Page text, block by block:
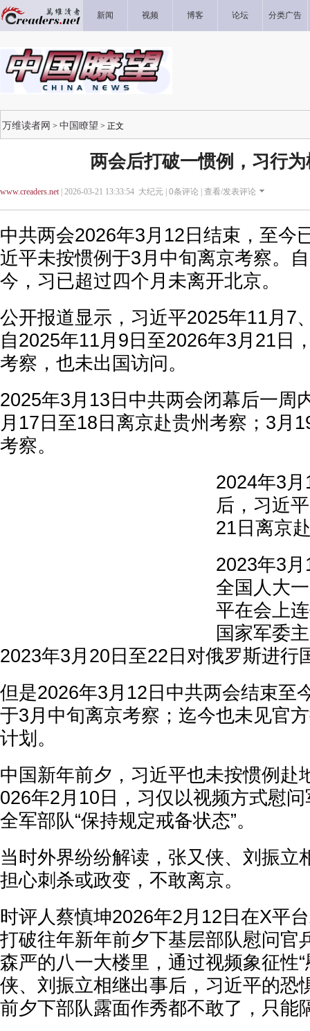
新闻 视频 博客 论坛 分类广告
万维读者网 > 中国瞭望 > 正文
两会后打破一惯例，习行
www.creaders.net| 2026-03-21 13:33:54 大纪元 | 0条评论 | 查看/发表评论
中共两会2026年3月12日结束，至今
近平未按惯例于3月中旬离京考察。
今，习已超过四个月未离开北京。
公开报道显示，习近平2025年11月7
自2025年11月9日至2026年3月21日
考察，也未出国访问。
2025年3月13日中共两会闭幕后一周
月17日至18日离京赴贵州考察；3月
考察。
2024年3
后，习近
21日离京
2023年3
全国人大
平在会上
国家军委
2023年3月20日至22日对俄罗斯进行
但是2026年3月12日中共两会结束至
于3月中旬离京考察；迄今也未见官
计划。
中国新年前夕，习近平也未按惯例赴
026年2月10日，习仅以视频方式慰
全军部队“保持规定戒备状态”。
当时外界纷纷解读，张又侠、刘振立
担心刺杀或政变，不敢离京。
时评人蔡慎坤2026年2月12日在X平
打破往年新年前夕下基层部队慰问官
森严的八一大楼里，通过视频象征性
侠、刘振立相继出事后，习近平的恐
前夕下部队露面作秀都不敢了，只能